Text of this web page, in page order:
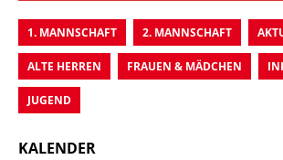
1. MANNSCHAFT 2. MANNSCHAFT
ALTE HERREN FRAUEN & MÄDCHEN
JUGEND
KALENDER